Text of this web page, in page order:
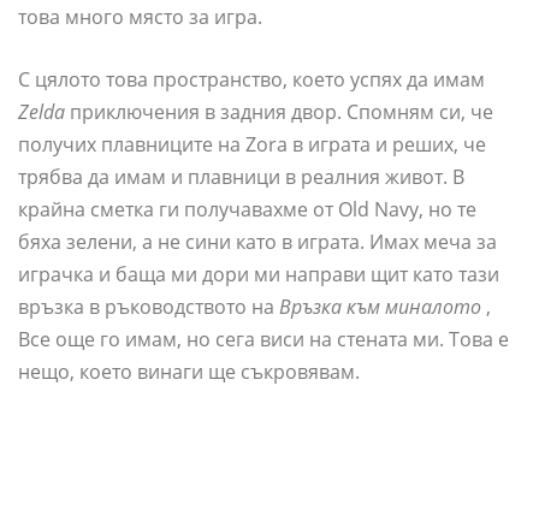
това много място за игра.
С цялото това пространство, което успях да имам
Zelda приключения в задния двор. Спомням си, че
получих плавниците на Zora в играта и реших, че
трябва да имам и плавници в реалния живот. В
крайна сметка ги получавахме от Old Navy, но те
бяха зелени, а не сини като в играта. Имах меча за
играчка и баща ми дори ми направи щит като тази
връзка в ръководството на Връзка към миналото ,
Все още го имам, но сега виси на стената ми. Това е
нещо, което винаги ще съкровявам.